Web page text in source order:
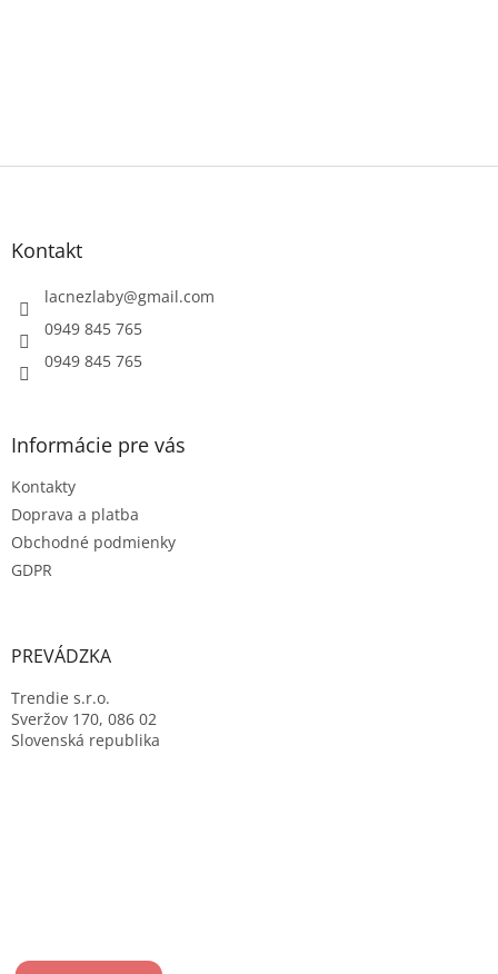
Z
Kontakt
lacnezlaby@gmail.com
0949 845 765
0949 845 765
Informácie pre vás
Kontakty
Doprava a platba
Obchodné podmienky
GDPR
PREVÁDZKA
Trendie s.r.o.
Sveržov 170, 086 02
Slovenská republika